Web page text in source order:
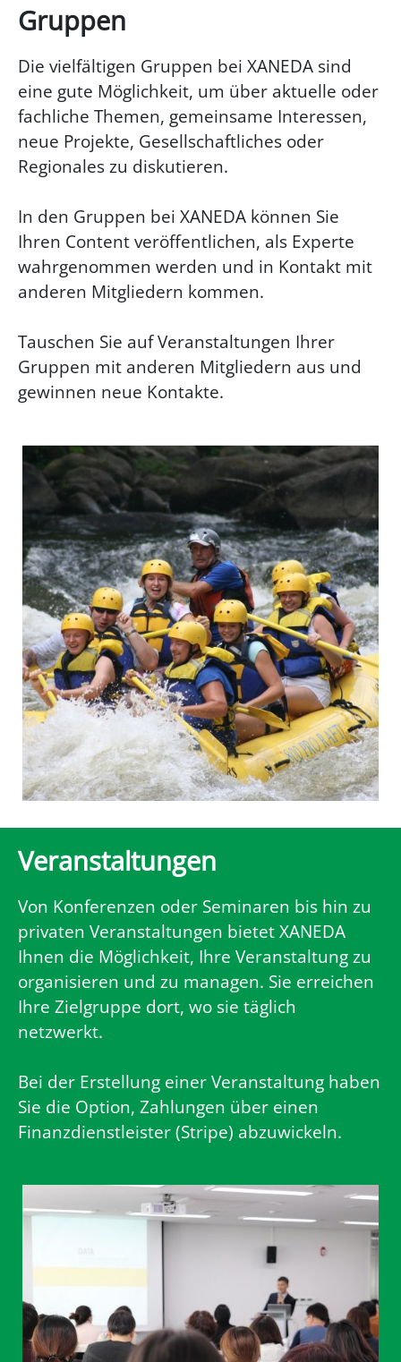
Gruppen
Die vielfältigen Gruppen bei XANEDA sind
eine gute Möglichkeit, um über aktuelle oder
fachliche Themen, gemeinsame Interessen,
neue Projekte, Gesellschaftliches oder
Regionales zu diskutieren.
In den Gruppen bei XANEDA können Sie
Ihren Content veröffentlichen, als Experte
wahrgenommen werden und in Kontakt mit
anderen Mitgliedern kommen.
Tauschen Sie auf Veranstaltungen Ihrer
Gruppen mit anderen Mitgliedern aus und
gewinnen neue Kontakte.
Veranstaltungen
Von Konferenzen oder Seminaren bis hin zu
privaten Veranstaltungen bietet XANEDA
Ihnen die Möglichkeit, Ihre Veranstaltung zu
organisieren und zu managen. Sie erreichen
Ihre Zielgruppe dort, wo sie täglich
netzwerkt.
Bei der Erstellung einer Veranstaltung haben
Sie die Option, Zahlungen über einen
Finanzdienstleister (Stripe) abzuwickeln.